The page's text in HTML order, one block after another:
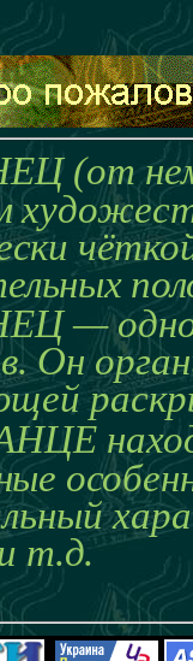
(от
одно из
Он
т.д.